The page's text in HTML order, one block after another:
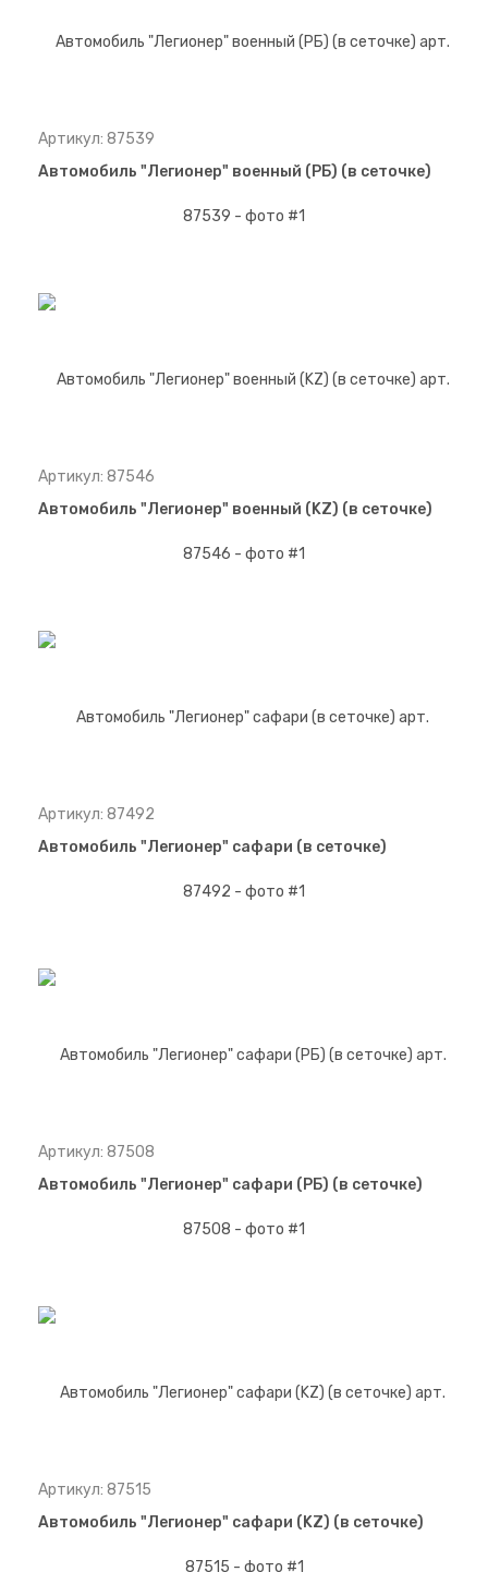
Артикул: 87539
Автомобиль "Легионер" военный (РБ) (в сеточке)
Артикул: 87546
Автомобиль "Легионер" военный (KZ) (в сеточке)
Артикул: 87492
Автомобиль "Легионер" сафари (в сеточке)
Артикул: 87508
Автомобиль "Легионер" сафари (РБ) (в сеточке)
Артикул: 87515
Автомобиль "Легионер" сафари (KZ) (в сеточке)